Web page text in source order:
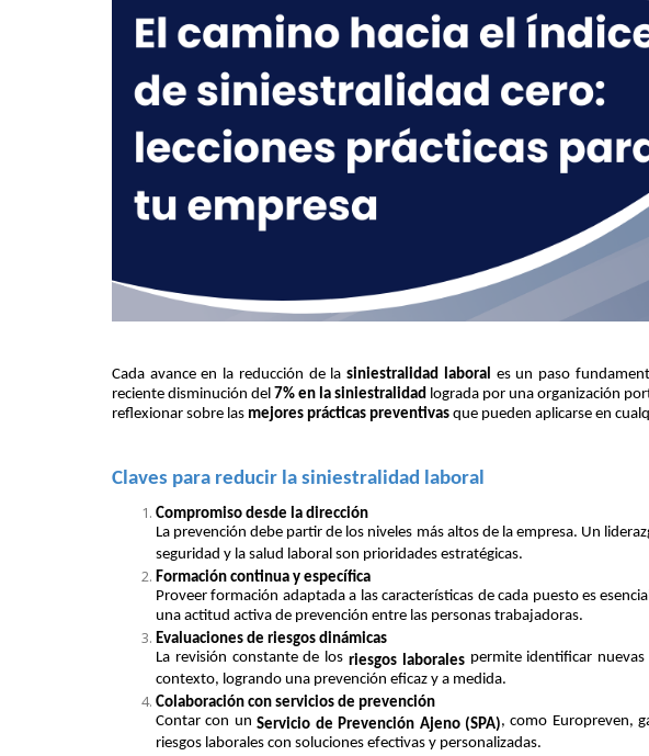
Cada avance en la reducción de lasiniestralidad laboral es un paso
reciente disminución del7% en la siniestralidad lograda por una organización
reflexionar sobre las mejores prácticas preventivas que pueden aplicarse en
Claves para reducir la siniestralidad laboral
Compromiso desde la dirección
La prevención debe partir de los niveles más altos de la empresa. Un
seguridad y la salud laboral son prioridades estratégicas.
Formación continua y específica
Proveer formación adaptada a las características de cada puesto es
una actitud activa de prevención entre las personas trabajadoras.
Evaluaciones de riesgos dinámicas
La revisión constante de losriesgos laboralespermite identificar nuevas
contexto, logrando una prevención eficaz y a medida.
Colaboración con servicios de prevención
Contar con unServicio de Prevención Ajeno (SPA), como Europreven,
riesgos laborales con soluciones efectivas y personalizadas.